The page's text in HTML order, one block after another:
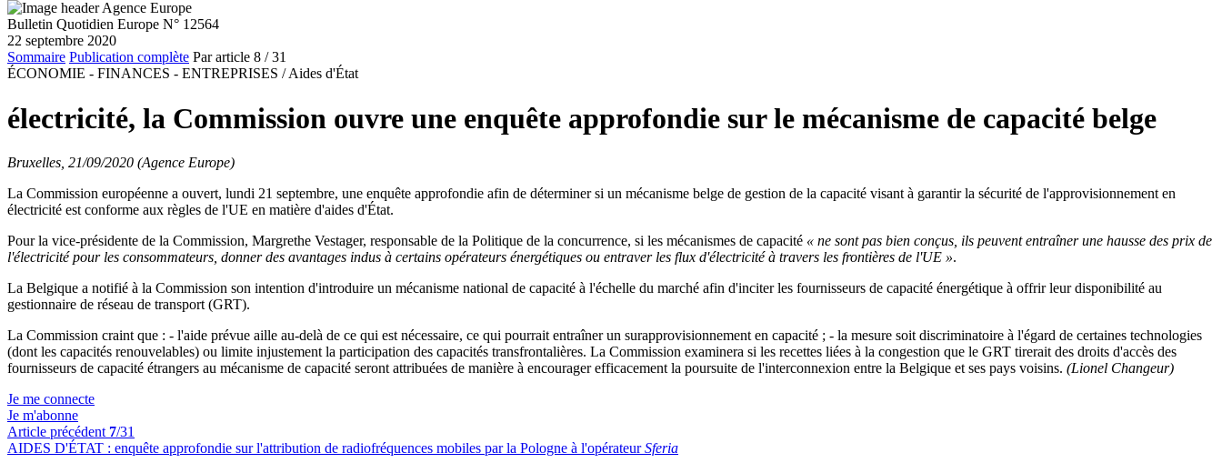
Bulletin Quotidien Europe N° 12564
22 septembre 2020
Sommaire Publication complète Par article 8 / 31
ÉCONOMIE - FINANCES - ENTREPRISES / Aides d'État
électricité, la Commission ouvre une enquête approfondie sur le mécanisme de capacité belge
Bruxelles, 21/09/2020 (Agence Europe)
La Commission européenne a ouvert, lundi 21 septembre, une enquête approfondie afin de déterminer si un mécanisme belge de gestion de la capacité visant à garantir la sécurité de l'approvisionnement en
électricité est conforme aux règles de l'UE en matière d'aides d'État.
Pour la vice-présidente de la Commission, Margrethe Vestager, responsable de la Politique de la concurrence, si les mécanismes de capacité « ne sont pas bien conçus, ils peuvent entraîner une hausse des prix de
l'électricité pour les consommateurs, donner des avantages indus à certains opérateurs énergétiques ou entraver les flux d'électricité à travers les frontières de l'UE ».
La Belgique a notifié à la Commission son intention d'introduire un mécanisme national de capacité à l'échelle du marché afin d'inciter les fournisseurs de capacité énergétique à offrir leur disponibilité au
gestionnaire de réseau de transport (GRT).
La Commission craint que : - l'aide prévue aille au-delà de ce qui est nécessaire, ce qui pourrait entraîner un surapprovisionnement en capacité ; - la mesure soit discriminatoire à l'égard de certaines technologies
(dont les capacités renouvelables) ou limite injustement la participation des capacités transfrontalières. La Commission examinera si les recettes liées à la congestion que le GRT tirerait des droits d'accès des
fournisseurs de capacité étrangers au mécanisme de capacité seront attribuées de manière à encourager efficacement la poursuite de l'interconnexion entre la Belgique et ses pays voisins. (Lionel Changeur)
Je me connecte
Je m'abonne
Article précédent 7/31
AIDES D'ÉTAT : enquête approfondie sur l'attribution de radiofréquences mobiles par la Pologne à l'opérateurSferia